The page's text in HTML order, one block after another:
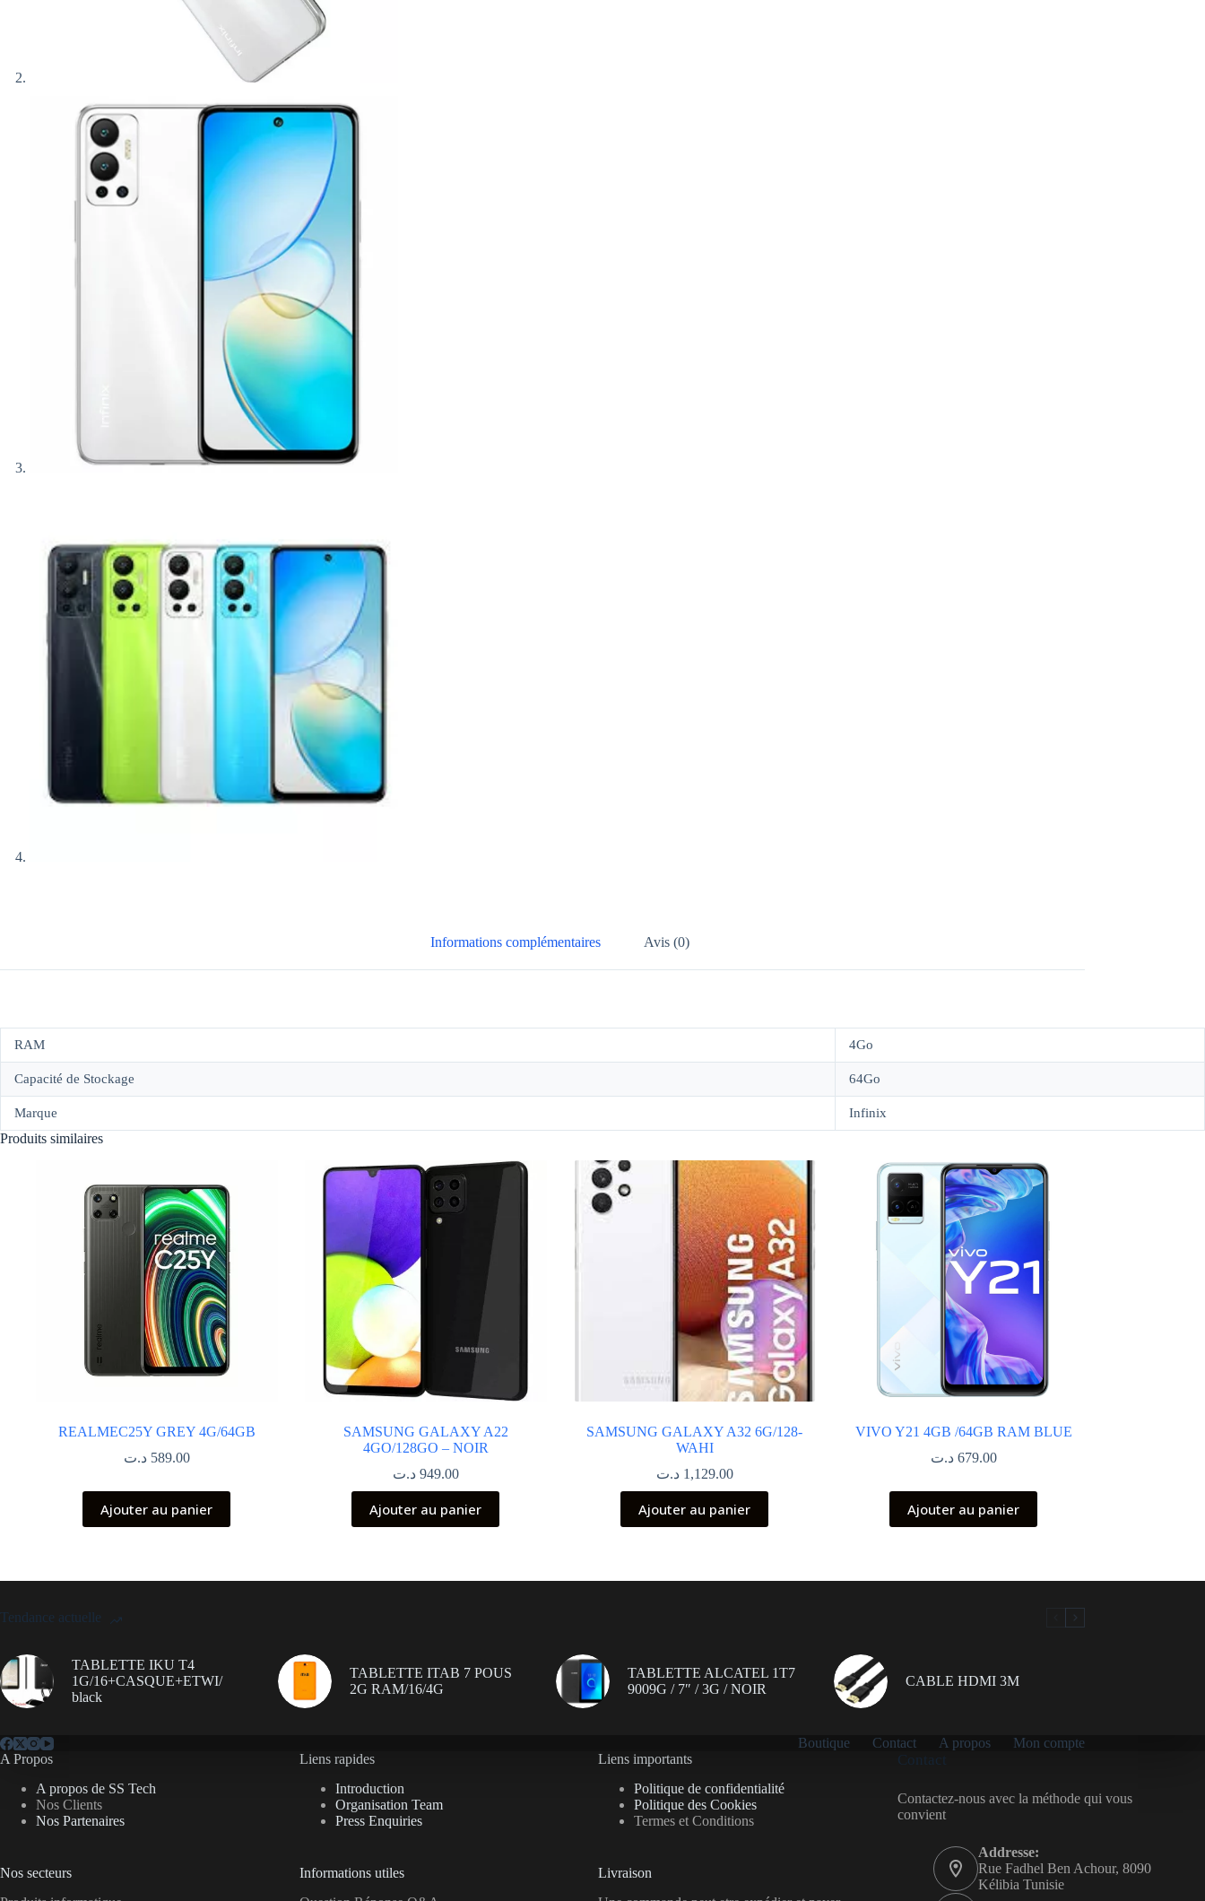
Informations complémentaires Avis (0)
RAM 4Go
Capacité de Stockage 64Go
Marque Infinix
Produits similaires
REALMEC25Y GREY 4G/64GB
589.00 د.ت
Ajouter au panier
SAMSUNG GALAXY A22
4GO/128GO – NOIR
949.00 د.ت
Ajouter au panier
SAMSUNG GALAXY A32 6G/128-
WAHI
1,129.00 د.ت
Ajouter au panier
VIVO Y21 4GB /64GB RAM BLUE
679.00 د.ت
Ajouter au panier
Tendance actuelle
TABLETTE IKU T4
1G/16+CASQUE+ETWI/
black
TABLETTE ITAB 7 POUS
2G RAM/16/4G
TABLETTE ALCATEL 1T7
9009G / 7″ / 3G / NOIR
CABLE HDMI 3M
Boutique Contact A propos
Mon compte
A Propos
A propos de SS Tech
Nos Clients
Nos Partenaires
Nos secteurs
Liens rapides
Introduction
Organisation Team
Press Enquiries
Informations utiles
Liens importants
Politique de confidentialité
Politique des Cookies
Termes et Conditions
Livraison
Contact
Contactez-nous avec la méthode qui vous
convient
Addresse:
Rue Fadhel Ben Achour, 8090
Kélibia Tunisie